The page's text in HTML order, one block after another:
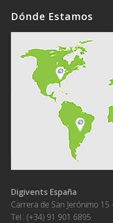
Dónde Estamos
Digivents España
Carrera de San Jerónimo
Tel.: (+34) 91 901 6895